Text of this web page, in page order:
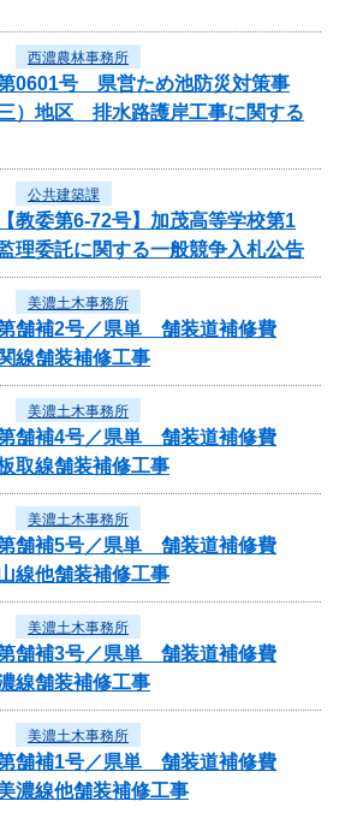
西濃農林事務所
第0601号 県営ため池防災対策事
）地区 排水路護岸工事に関する
公共建築課
教委第6-72号】加茂高等学校第1
理委託に関する一般競争入札公告
美濃土木事務所
第舗補2号／県単 舗装道補修費
線舗装補修工事
美濃土木事務所
第舗補4号／県単 舗装道補修費
取線舗装補修工事
美濃土木事務所
第舗補5号／県単 舗装道補修費
線他舗装補修工事
美濃土木事務所
第舗補3号／県単 舗装道補修費
線舗装補修工事
美濃土木事務所
第舗補1号／県単 舗装道補修費
濃線他舗装補修工事